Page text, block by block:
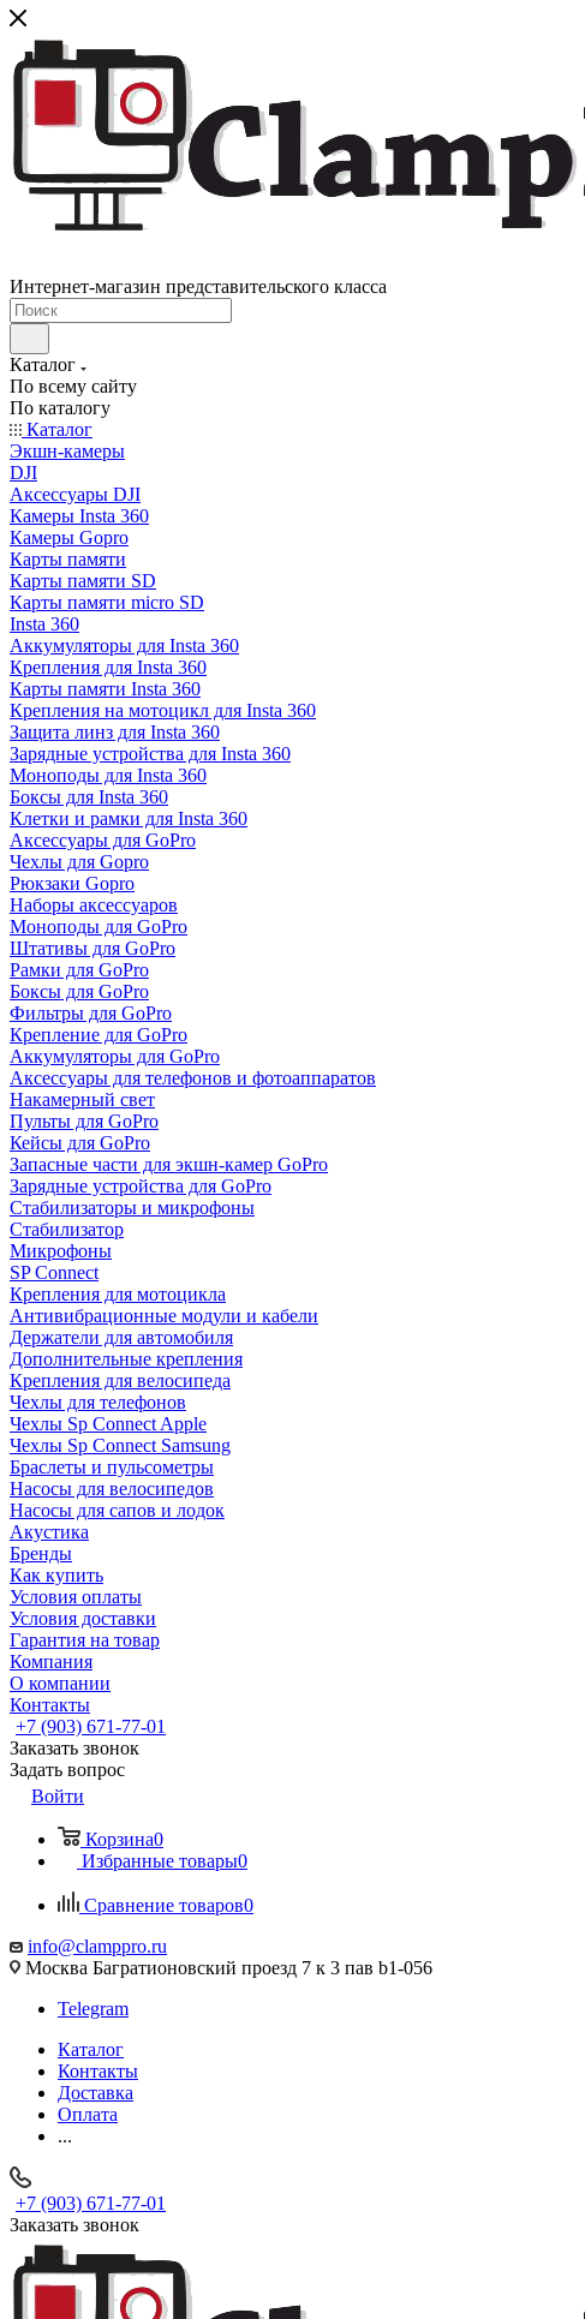
Интернет-магазин представительского класса
Каталог
По всему сайту
По каталогу
Каталог
Экшн-камеры
DJI
Аксессуары DJI
Камеры Insta 360
Камеры Gopro
Карты памяти
Карты памяти SD
Карты памяти micro SD
Insta 360
Аккумуляторы для Insta 360
Крепления для Insta 360
Карты памяти Insta 360
Крепления на мотоцикл для Insta 360
Защита линз для Insta 360
Зарядные устройства для Insta 360
Моноподы для Insta 360
Боксы для Insta 360
Клетки и рамки для Insta 360
Аксессуары для GoPro
Чехлы для Gopro
Рюкзаки Gopro
Наборы аксессуаров
Моноподы для GoPro
Штативы для GoPro
Рамки для GoPro
Боксы для GoPro
Фильтры для GoPro
Крепление для GoPro
Аккумуляторы для GoPro
Аксессуары для телефонов и фотоаппаратов
Накамерный свет
Пульты для GoPro
Кейсы для GoPro
Запасные части для экшн-камер GoPro
Зарядные устройства для GoPro
Стабилизаторы и микрофоны
Стабилизатор
Микрофоны
SP Connect
Крепления для мотоцикла
Антивибрационные модули и кабели
Держатели для автомобиля
Дополнительные крепления
Крепления для велосипеда
Чехлы для телефонов
Чехлы Sp Connect Apple
Чехлы Sp Connect Samsung
Браслеты и пульсометры
Насосы для велосипедов
Насосы для сапов и лодок
Акустика
Бренды
Как купить
Условия оплаты
Условия доставки
Гарантия на товар
Компания
О компании
Контакты
+7 (903) 671-77-01
Заказать звонок
Задать вопрос
Войти
Корзина0
Избранные товары0
Сравнение товаров0
info@clamppro.ru
Москва Багратионовский проезд 7 к 3 пав b1-056
Telegram
Каталог
Контакты
Доставка
Оплата
...
+7 (903) 671-77-01
Заказать звонок